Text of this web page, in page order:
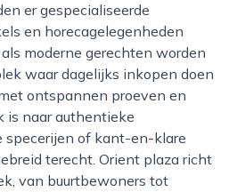
er gespecialiseerde
en horecagelegenheden
moderne gerechten worden
waar dagelijks inkopen doen
ontspannen proeven en
is naar authentieke
specerijen of kant-en-klare
terecht. Orient plaza richt
van buurtbewoners tot